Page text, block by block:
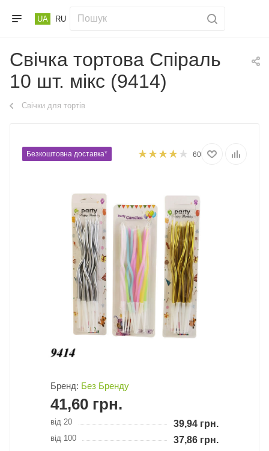
UA RU
Свічка тортова Спіраль
10 шт. мікс (9414)
Свічки для тортів
Безкоштовна доставка* 60
Бренд: Без Бренду
41,60 грн.
від 20 39,94 грн.
від 100 37,86 грн.